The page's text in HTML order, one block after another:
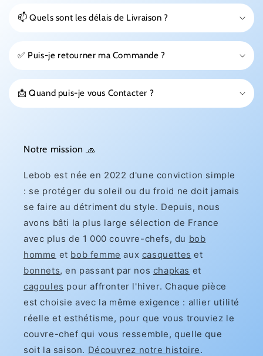
📫 Quels sont les délais de Livraison ?
✅ Puis-je retourner ma Commande ?
📩 Quand puis-je vous Contacter ?
Notre mission 🧢
Lebob est née en 2022 d'une conviction simple
: se protéger du soleil ou du froid ne doit jamais
se faire au détriment du style. Depuis, nous
avons bâti la plus large sélection de France
avec plus de 1 000 couvre-chefs, du bob
homme et bob femme aux casquettes et
bonnets, en passant par nos chapkas et
cagoules pour affronter l'hiver. Chaque pièce
est choisie avec la même exigence : allier utilité
réelle et esthétisme, pour que vous trouviez le
couvre-chef qui vous ressemble, quelle que
soit la saison. Découvrez notre histoire.